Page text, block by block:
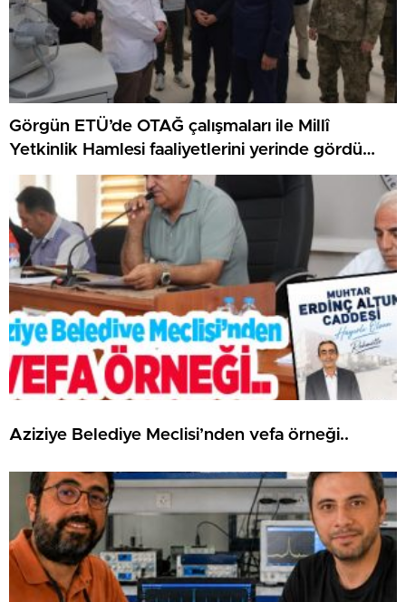
Görgün ETÜ’de OTAĞ çalışmaları ile Millî
Yetkinlik Hamlesi faaliyetlerini yerinde gördü…
Aziziye Belediye Meclisi’nden vefa örneği..